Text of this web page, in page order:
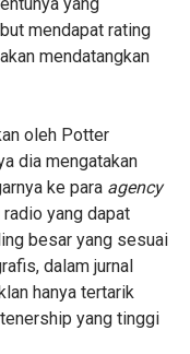
yang
mendapat rating
mendatangkan
oleh Potter
dia mengatakan
ke para agency
yang dapat
besar yang sesuai
dalam jurnal
hanya tertarik
yang tinggi